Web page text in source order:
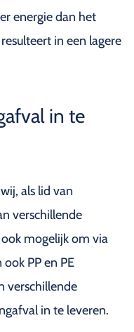
energie dan het
in een lagere
in te
als lid van
verschillende
mogelijk om via
PP en PE
verschillende
in te leveren.